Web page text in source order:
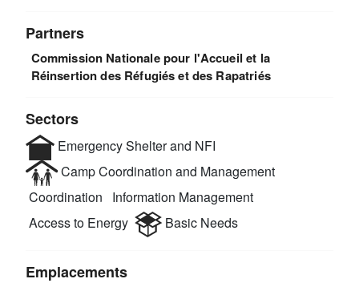
Partners
Commission Nationale pour l'Accueil et la
Réinsertion des Réfugiés et des Rapatriés
Sectors
Emergency Shelter and NFI
Camp Coordination and Management
Coordination
Information Management
Access to Energy
Basic Needs
Emplacements